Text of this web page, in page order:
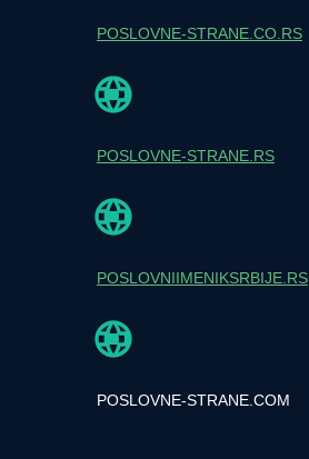
POSLOVNE-STRANE.CO.RS
POSLOVNE-STRANE.RS
POSLOVNIIMENIKSRBIJE.RS
POSLOVNE-STRANE.COM